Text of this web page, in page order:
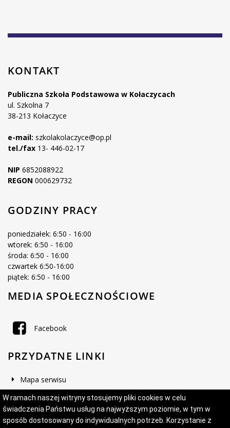
W ramach naszej witryny stosujemy pliki cookies w celu
świadczenia Państwu usług na najwyższym poziomie, w tym w
sposób dostosowany do indywidualnych potrzeb. Korzystanie z
KONTAKT
Publiczna Szkoła Podstawowa w Kołaczycach
ul. Szkolna 7
38-213 Kołaczyce
e-mail: szkolakolaczyce@op.pl
tel./fax 13- 446-02-17
NIP 6852088922
REGON 000629732
GODZINY PRACY
poniedziałek: 6:50 - 16:00
wtorek: 6:50 - 16:00
środa: 6:50 - 16:00
czwartek 6:50-16:00
piątek: 6:50 - 16:00
MEDIA SPOŁECZNOŚCIOWE
Facebook
PRZYDATNE LINKI
Mapa serwisu
Deklaracja dostępności